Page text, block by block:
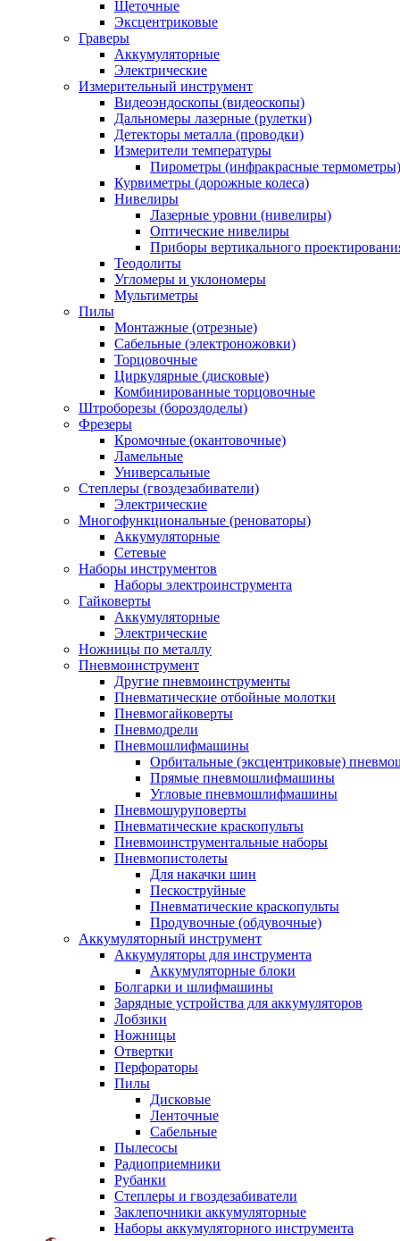
Щеточные
Эксцентриковые
Граверы
Аккумуляторные
Электрические
Измерительный инструмент
Видеоэндоскопы (видеоскопы)
Дальномеры лазерные (рулетки)
Детекторы металла (проводки)
Измерители температуры
Пирометры (инфракрасные термометры)
Курвиметры (дорожные колеса)
Нивелиры
Лазерные уровни (нивелиры)
Оптические нивелиры
Приборы вертикального
Теодолиты
Угломеры и уклономеры
Мультиметры
Пилы
Монтажные (отрезные)
Сабельные (электроножовки)
Торцовочные
Циркулярные (дисковые)
Комбинированные торцовочные
Штроборезы (бороздоделы)
Фрезеры
Кромочные (окантовочные)
Ламельные
Универсальные
Степлеры (гвоздезабиватели)
Электрические
Многофункциональные (реноваторы)
Аккумуляторные
Сетевые
Наборы инструментов
Наборы электроинструмента
Гайковерты
Аккумуляторные
Электрические
Ножницы по металлу
Пневмоинструмент
Другие пневмоинструменты
Пневматические отбойные молотки
Пневмогайковерты
Пневмодрели
Пневмошлифмашины
Орбитальные (эксцентриковые)
Прямые пневмошлифмашины
Угловые пневмошлифмашины
Пневмошуруповерты
Пневматические краскопульты
Пневмоинструментальные наборы
Пневмопистолеты
Для накачки шин
Пескоструйные
Пневматические краскопульты
Продувочные (обдувочные)
Аккумуляторный инструмент
Аккумуляторы для инструмента
Аккумуляторные блоки
Болгарки и шлифмашины
Зарядные устройства для аккумуляторов
Лобзики
Ножницы
Отвертки
Перфораторы
Пилы
Дисковые
Ленточные
Сабельные
Пылесосы
Радиоприемники
Рубанки
Степлеры и гвоздезабиватели
Заклепочники аккумуляторные
Наборы аккумуляторного инструмента